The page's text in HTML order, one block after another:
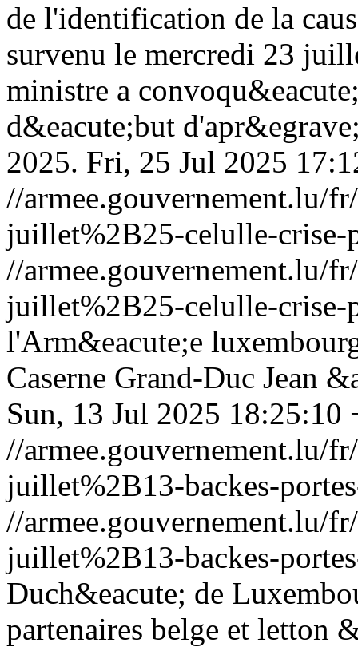
de l'identification de la
survenu le mercredi 23
ministre a
d&eacute;but
2025. Fri, 25 Jul 2025
//armee.gouvernement.lu/
juillet%2B25-celulle-crise-
//armee.gouvernement.lu/
juillet%2B25-celulle-crise-
l'Arm&eacute;e
Caserne Grand-Duc Jean
Sun, 13 Jul 2025 18:25:10
//armee.gouvernement.lu/
juillet%2B13-backes-
//armee.gouvernement.lu/
juillet%2B13-backes-
Duch&eacute; de
partenaires belge et letton